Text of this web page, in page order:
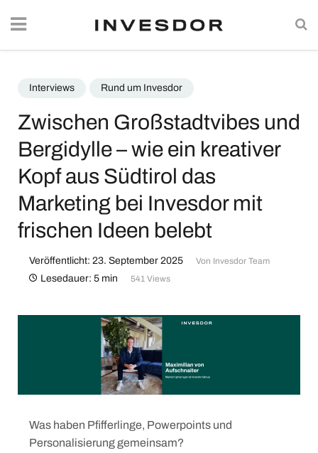
Interviews Rund um Invesdor
Zwischen Großstadtvibes und
Bergidylle – wie ein kreativer
Kopf aus Südtirol das
Marketing bei Invesdor mit
frischen Ideen belebt
Veröffentlicht: 23. September 2025 Von Invesdor Team
Lesedauer: 5 min 541 Views
Was haben Pfifferlinge, Powerpoints und
Personalisierung gemeinsam?